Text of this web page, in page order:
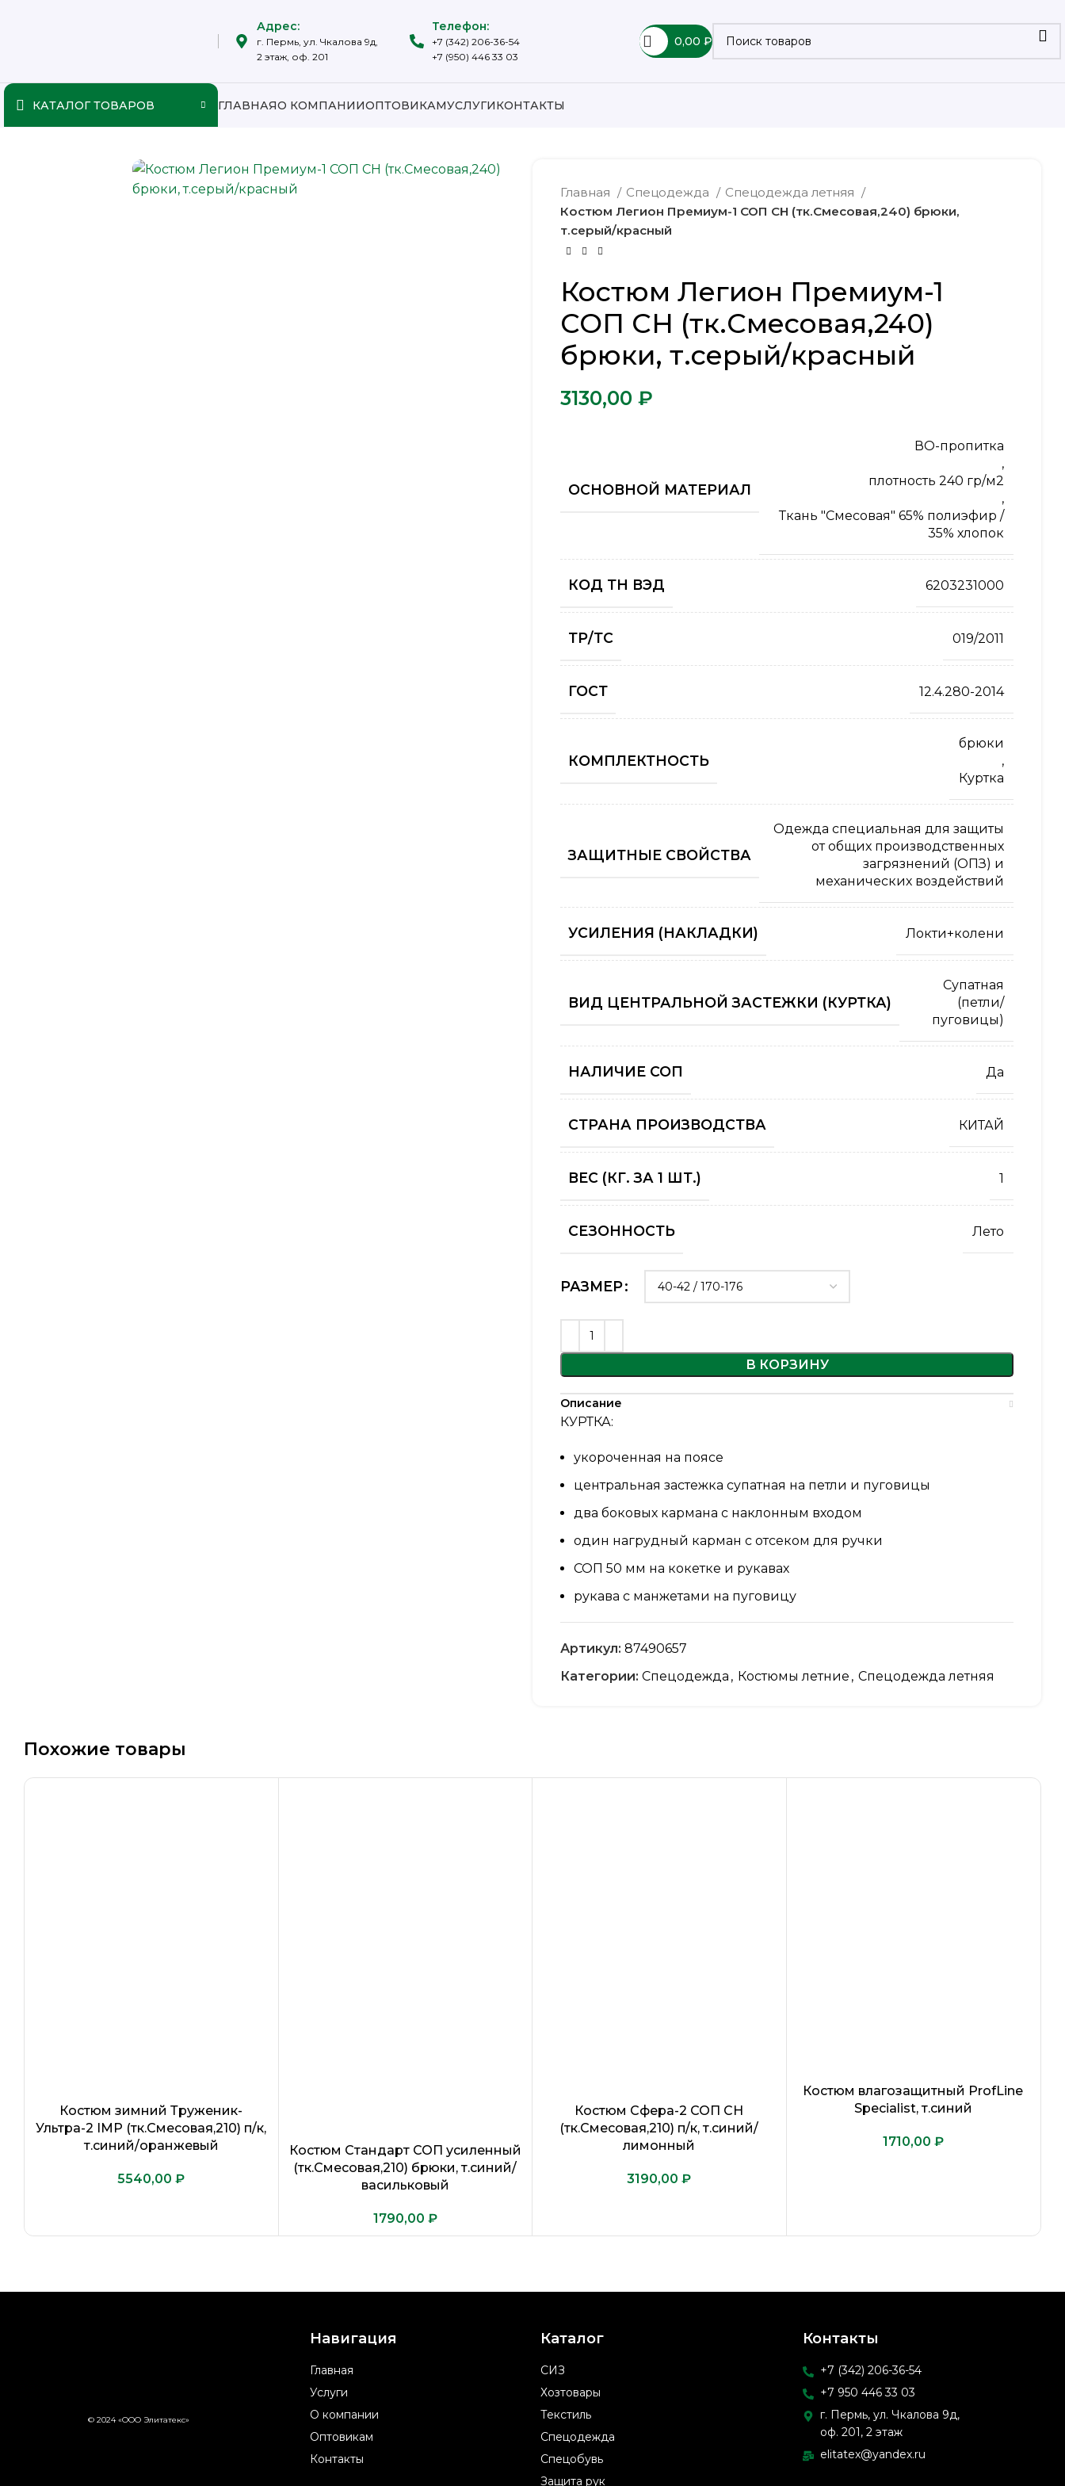
Адрес:
г. Пермь, ул. Чкалова 9д,
2 этаж, оф. 201
Телефон:
+7 (342) 206-36-54
+7 (950) 446 33 03
0,00 ₽
КАТАЛОГ ТОВАРОВ ГЛАВНАЯО КОМПАНИИОПТОВИКАМУСЛУГИКОНТАКТЫ
Главная Спецодежда
Спецодежда летняя
Костюм Легион Премиум-1 СОП CH (тк.Смесовая,240) брюки,
т.серый/красный
Костюм Легион Премиум-1
СОП CH (тк.Смесовая,240)
брюки, т.серый/красный
₽
ОСНОВНОЙ МАТЕРИАЛ
ВО-пропитка
,
плотность 240 гр/м2
,
Ткань "Смесовая" 65% полиэфир /
35% хлопок
КОД ТН ВЭД 6203231000
ТР/ТС 019/2011
ГОСТ 12.4.280-2014
КОМПЛЕКТНОСТЬ
брюки
,
Куртка
ЗАЩИТНЫЕ СВОЙСТВА
Одежда специальная для защиты
от общих производственных
загрязнений (ОПЗ) и
механических воздействий
УСИЛЕНИЯ (НАКЛАДКИ) Локти+колени
ВИД ЦЕНТРАЛЬНОЙ ЗАСТЕЖКИ (КУРТКА)
Супатная
(петли/
пуговицы)
НАЛИЧИЕ СОП Да
СТРАНА ПРОИЗВОДСТВА КИТАЙ
ВЕС (КГ. ЗА 1 ШТ.) 1
СЕЗОННОСТЬ Лето
РАЗМЕР
В КОРЗИНУ
Alternative:
Описание
КУРТКА:
укороченная на поясе
центральная застежка супатная на петли и пуговицы
два боковых кармана с наклонным входом
один нагрудный карман с отсеком для ручки
СОП 50 мм на кокетке и рукавах
рукава с манжетами на пуговицу
усиленные налокотники
воротник отложной
усиленные швы
Артикул: 87490657
Категории: Спецодежда , Костюмы летние , Спецодежда летняя
Похожие товары
Костюм зимний Труженик-
Ультра-2 IMP (тк.Смесовая,210) п/к,
т.синий/оранжевый
₽
Костюм Стандарт СОП усиленный
(тк.Смесовая,210) брюки, т.синий/
васильковый
₽
Костюм Сфера-2 СОП CH
(тк.Смесовая,210) п/к, т.синий/
лимонный
₽
Костюм влагозащитный ProfLine
Specialist, т.синий
₽
© 2024 «ООО Элитатекс»
Навигация
Главная
Услуги
О компании
Оптовикам
Контакты
Каталог
СИЗ
Хозтовары
Текстиль
Спецодежда
Спецобувь
Защита рук
Контакты
+7 (342) 206-36-54
+7 950 446 33 03
г. Пермь, ул. Чкалова 9д,
оф. 201, 2 этаж
elitatex@yandex.ru